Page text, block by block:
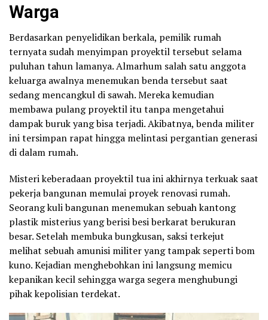
Warga
Berdasarkan penyelidikan berkala, pemilik rumah
ternyata sudah menyimpan proyektil tersebut selama
puluhan tahun lamanya. Almarhum salah satu anggota
keluarga awalnya menemukan benda tersebut saat
sedang mencangkul di sawah. Mereka kemudian
membawa pulang proyektil itu tanpa mengetahui
dampak buruk yang bisa terjadi. Akibatnya, benda militer
ini tersimpan rapat hingga melintasi pergantian generasi
di dalam rumah.
Misteri keberadaan proyektil tua ini akhirnya terkuak saat
pekerja bangunan memulai proyek renovasi rumah.
Seorang kuli bangunan menemukan sebuah kantong
plastik misterius yang berisi besi berkarat berukuran
besar. Setelah membuka bungkusan, saksi terkejut
melihat sebuah amunisi militer yang tampak seperti bom
kuno. Kejadian menghebohkan ini langsung memicu
kepanikan kecil sehingga warga segera menghubungi
pihak kepolisian terdekat.